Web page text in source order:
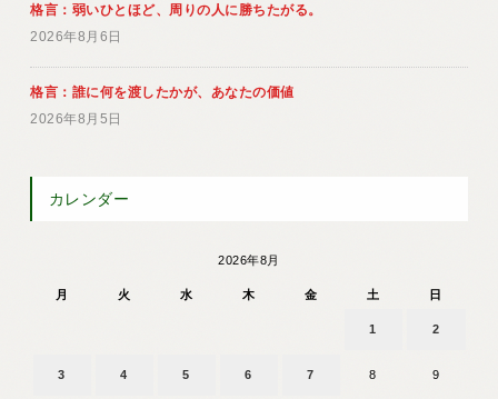
格言：弱いひとほど、周りの人に勝ちたがる。
2026年8月6日
格言：誰に何を渡したかが、あなたの価値
2026年8月5日
カレンダー
2026年8月
月 火 水 木 金 土 日
1 2
3 4 5 6 7 8 9